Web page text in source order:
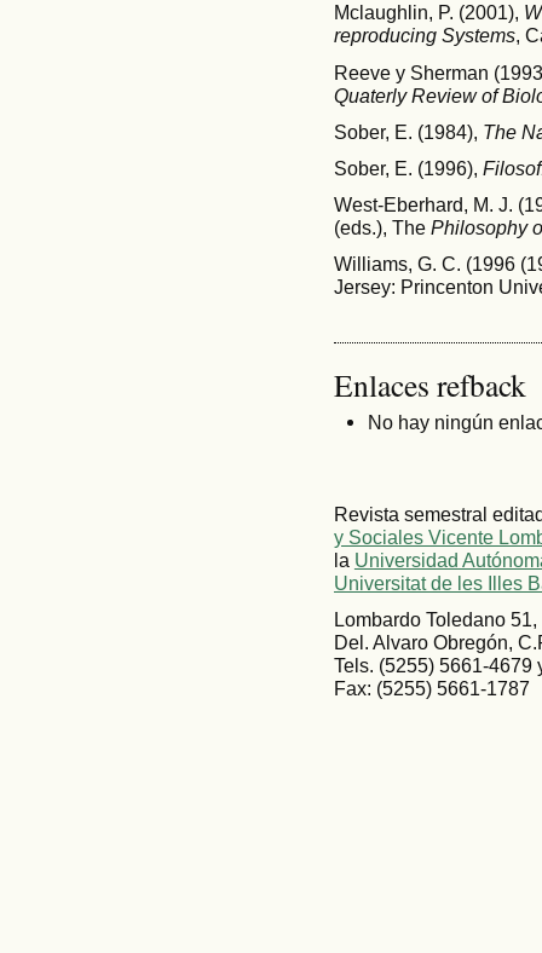
Mclaughlin, P. (2001),
reproducing Systems,
Reeve y Sherman
Quaterly Review of
Sober, E. (1984), The
Sober, E. (1996),
West-Eberhard, M. J.
(eds.), The Philosophy
Williams, G. C. (1996
Jersey: Princenton
Enlaces refback
No hay ningún
Revista semestral
y Sociales Vicente
la Universidad
Universitat de les Illes
Lombardo Toledano
Del. Alvaro Obregón,
Tels. (5255) 5661-4679
Fax: (5255) 5661-1787